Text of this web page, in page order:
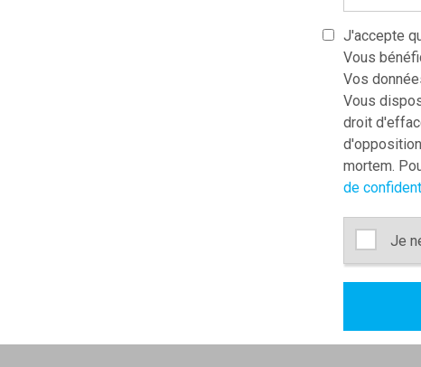
J'accepte
Vous
Vos
Vous
droit
mortem.
de
Je